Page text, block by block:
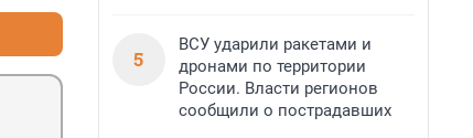
5
ВСУ ударили ракетами и
дронами по территории
России. Власти регионов
сообщили о пострадавших